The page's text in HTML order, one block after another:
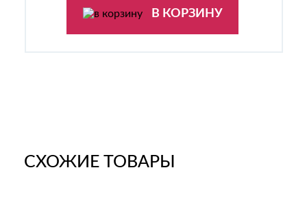
В КОРЗИНУ
СХОЖИЕ ТОВАРЫ